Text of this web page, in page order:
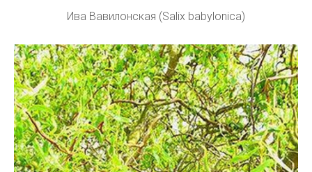
Ива Вавилонская (Salix babylonica)